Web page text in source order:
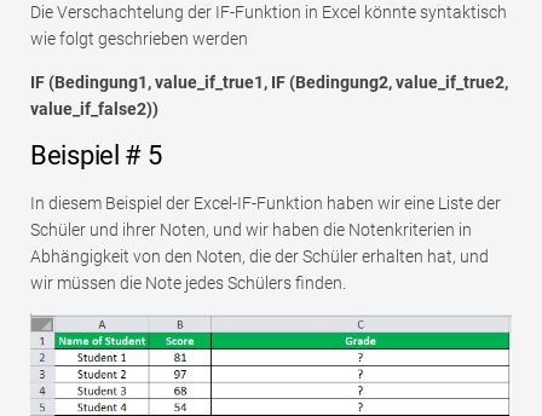
Die Verschachtelung der IF-Funktion in Excel könnte syntaktisch
wie folgt geschrieben werden
IF (Bedingung1, value_if_true1, IF (Bedingung2, value_if_true2,
value_if_false2))
Beispiel # 5
In diesem Beispiel der Excel-IF-Funktion haben wir eine Liste der
Schüler und ihrer Noten, und wir haben die Notenkriterien in
Abhängigkeit von den Noten, die der Schüler erhalten hat, und
wir müssen die Note jedes Schülers finden.